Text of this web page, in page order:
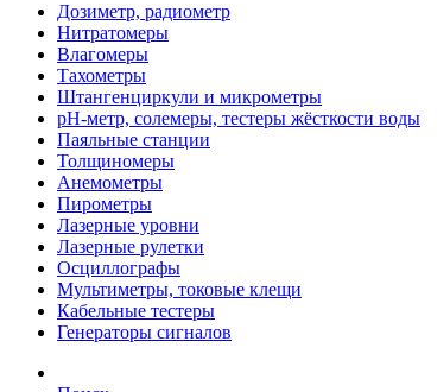
Дозиметр, радиометр
Нитратомеры
Влагомеры
Тахометры
Штангенциркули и микрометры
pH-метр, солемеры, тестеры жёсткости воды
Паяльные станции
Толщиномеры
Анемометры
Пирометры
Лазерные уровни
Лазерные рулетки
Осциллографы
Мультиметры, токовые клещи
Кабельные тестеры
Генераторы сигналов